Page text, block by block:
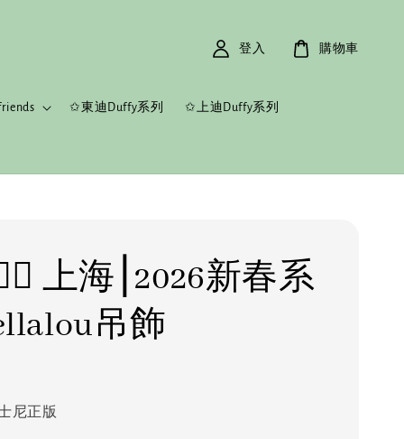
✩東迪Duffy系列 ✩上迪Duffy系列
登入 購物車
上海⎮2026新春系
吊飾
尼正版